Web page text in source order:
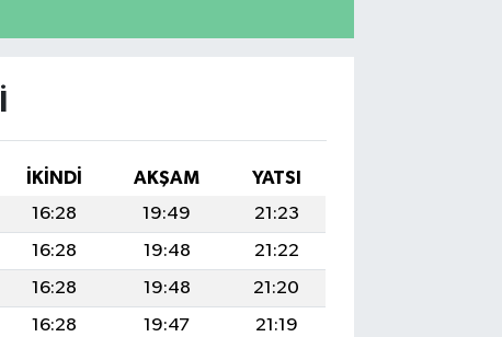
İKINDI AKŞAM
YATSI
16:28 19:49
21:23
16:28 19:48
21:22
16:28 19:48
21:20
16:28 19:47
21:19